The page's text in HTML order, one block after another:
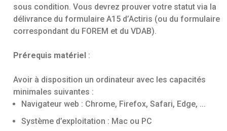
sous condition. Vous devrez prouver votre statut via la
délivrance du formulaire A15 d’Actiris (ou du formulaire
correspondant du FOREM et du VDAB).
Prérequis matériel :
Avoir à disposition un ordinateur avec les capacités
minimales suivantes :
Navigateur web : Chrome, Firefox, Safari, Edge, ...
Système d’exploitation : Mac ou PC